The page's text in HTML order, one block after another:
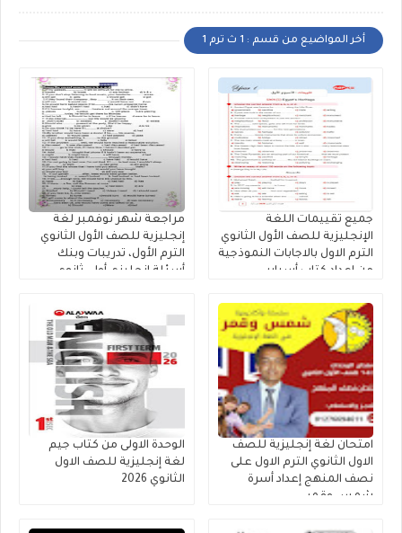
أخر المواضيع من قسم : 1 ث ترم 1
جميع تقييمات اللغة
الإنجليزية للصف الأول الثانوي
الترم الاول بالاجابات النموذجية
من إعداد كتاب أسباير
مراجعة شهر نوفمبر لغة
إنجليزية للصف الأول الثانوي
الترم الأول، تدريبات وبنك
أسئلة إنجليزي أولى ثانوي
امتحان لغة إنجليزية للصف
الاول الثانوي الترم الاول على
نصف المنهج إعداد أسرة
شمس وقمر
الوحدة الاولى من كتاب جيم
لغة إنجليزية للصف الاول
الثانوي 2026